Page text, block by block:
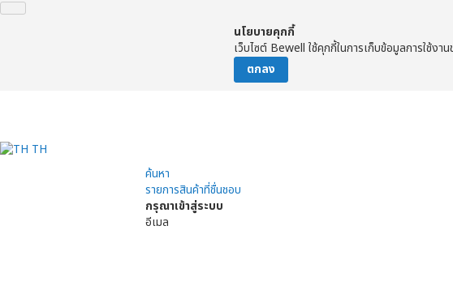
นโยบายคุกกี้
เว็บไซต์ Bewell ใช้คุกกี้ในการเก็บข้อมูลการใช้ง
ตกลง
TH
ค้นหา
รายการสินค้าที่ชื่นชอบ
กรุณาเข้าสู่ระบบ
อีเมล